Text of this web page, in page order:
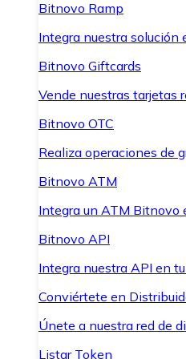
Bitnovo Ramp
Integra nuestra solución
Bitnovo Giftcards
Vende nuestras tarjetas
Bitnovo OTC
Realiza operaciones de
Bitnovo ATM
Integra un ATM Bitnovo
Bitnovo API
Integra nuestra API en
Conviértete en
Únete a nuestra red de
Listar Token